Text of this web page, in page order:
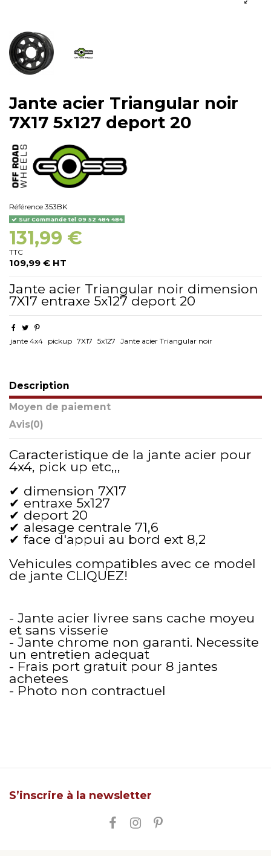
Jante acier Triangular noir
7X17 5x127 deport 20
Référence 353BK
Sur Commande tel 09 52 484 484
131,99 €
TTC
109,99 € HT
Jante acier Triangular noir dimension
7X17 entraxe 5x127 deport 20
jante 4x4 pickup 7X17 5x127 Jante acier Triangular noir
Description
Moyen de paiement
Avis(0)
Caracteristique de la jante acier pour
4x4, pick up etc,,,
✔ dimension 7X17
✔ entraxe 5x127
✔ deport 20
✔ alesage centrale 71,6
✔ face d'appui au bord ext 8,2
Vehicules compatibles avec ce model
de jante CLIQUEZ!
- Jante acier livree sans cache moyeu
et sans visserie
- Jante chrome non garanti. Necessite
un entretien adequat
- Frais port gratuit pour 8 jantes
achetees
- Photo non contractuel
S’inscrire à la newsletter